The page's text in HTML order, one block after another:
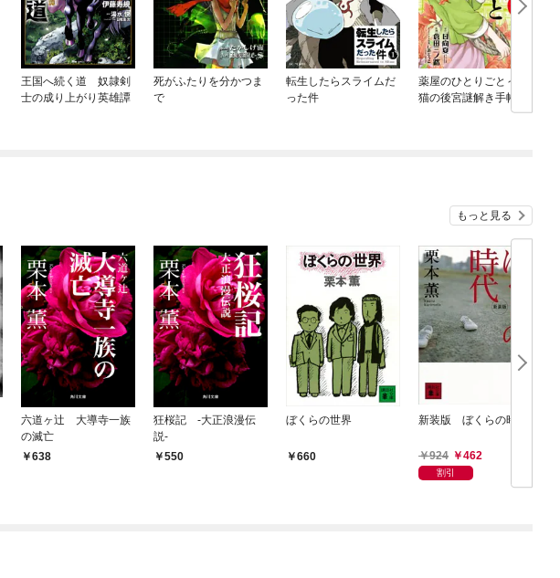
王国へ続く道 奴隷剣
士の成り上がり英雄譚
死がふたりを分かつま
で
転生したらスライムだ
った件
薬屋のひとりごと～猫
猫の後宮謎解き手帳～
もっと見る
六道ヶ辻 大導寺一族
の滅亡
638
狂桜記 -大正浪漫伝
説-
550
ぼくらの世界
660
新装版 ぼくらの時代
924 462
割引